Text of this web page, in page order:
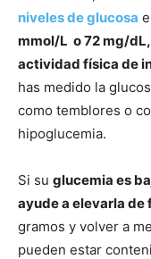
niveles de glucosa
mmol/L o 72 mg/
actividad física de
has medido la
como temblores o
hipoglucemia.
Si su glucemia es
ayude a elevarla de
gramos y volver a
pueden estar